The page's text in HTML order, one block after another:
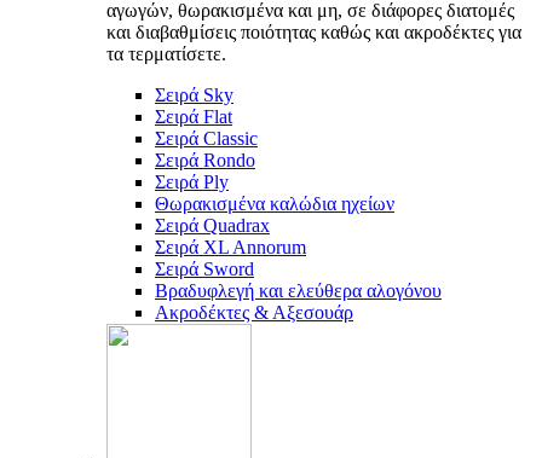
αγωγών, θωρακισμένα και μη, σε διάφορες διατομές
και διαβαθμίσεις ποιότητας καθώς και ακροδέκτες για
τα τερματίσετε.
Σειρά Sky
Σειρά Flat
Σειρά Classic
Σειρά Rondo
Σειρά Ply
Θωρακισμένα καλώδια ηχείων
Σειρά Quadrax
Σειρά XL Annorum
Σειρά Sword
Βραδυφλεγή και ελεύθερα αλογόνου
Ακροδέκτες & Αξεσουάρ